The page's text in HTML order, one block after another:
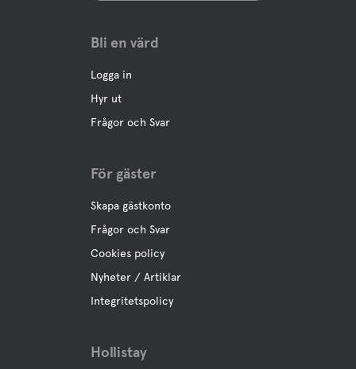
Bli en värd
Logga in
Hyr ut
Frågor och Svar
För gäster
Skapa gästkonto
Frågor och Svar
Cookies policy
Nyheter / Artiklar
Integritetspolicy
Hollistay